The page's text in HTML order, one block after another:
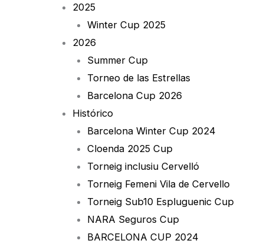
2025
Winter Cup 2025
2026
Summer Cup
Torneo de las Estrellas
Barcelona Cup 2026
Histórico
Barcelona Winter Cup 2024
Cloenda 2025 Cup
Torneig inclusiu Cervelló
Torneig Femeni Vila de Cervello
Torneig Sub10 Espluguenic Cup
NARA Seguros Cup
BARCELONA CUP 2024